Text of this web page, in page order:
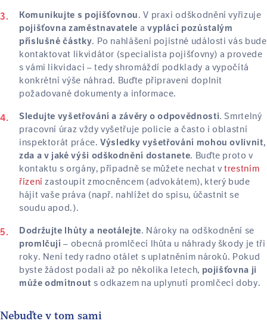
Komunikujte s pojišťovnou. V praxi odškodnění vyřizuje
pojišťovna zaměstnavatele a vyplácí pozůstalým
příslušné částky. Po nahlášení pojistné události vás bude
kontaktovat likvidátor (specialista pojišťovny) a provede
s vámi likvidaci – tedy shromáždí podklady a vypočítá
konkrétní výše náhrad. Buďte připraveni doplnit
požadované dokumenty a informace.
Sledujte vyšetřování a závěry o odpovědnosti. Smrtelný
pracovní úraz vždy vyšetřuje policie a často i oblastní
inspektorát práce.Výsledky vyšetřování mohou ovlivnit,
zda a v jaké výši odškodnění dostanete. Buďte proto v
kontaktu s orgány, případně se můžete nechat vtrestním
řízení zastoupit zmocněncem (advokátem), který bude
hájit vaše práva (např. nahlížet do spisu, účastnit se
soudu apod.).
Dodržujte lhůty a neotálejte. Nároky na odškodnění se
promlčují – obecná promlčecí lhůta u náhrady škody je tři
roky. Není tedy radno otálet s uplatněním nároků. Pokud
byste žádost podali až po několika letech, pojišťovna ji
může odmítnout s odkazem na uplynutí promlčecí doby.
Nebuďte v tom sami